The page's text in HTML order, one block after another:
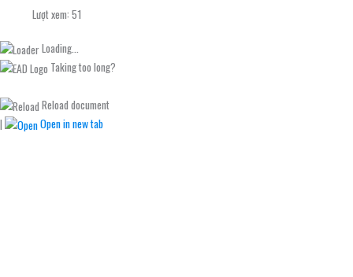
Lượt xem: 51
Loading...
Taking too long?
Reload document
|
Open in new tab